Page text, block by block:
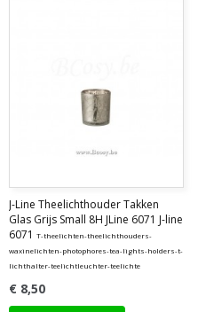
J-Line Theelichthouder Takken
Glas Grijs Small 8H JLine 6071 J-line
6071 T-theelichten-theelichthouders-
waxinelichten-photophores-tea-lights-holders-t-
lichthalter-teelichtleuchter-teelichte
€ 8,50